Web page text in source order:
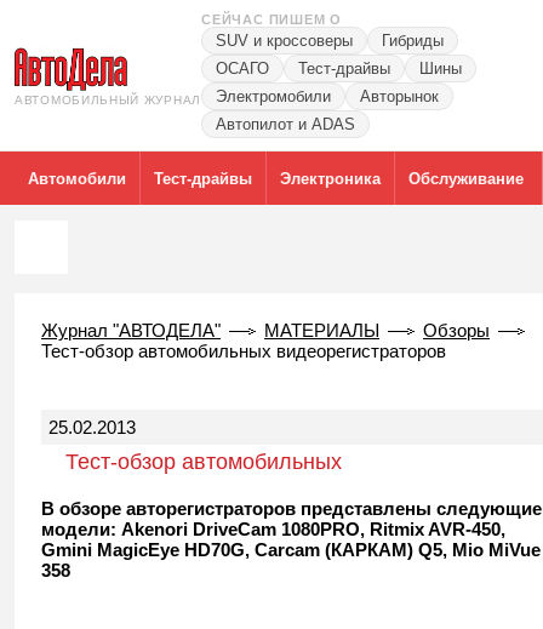
АВТОМОБИЛЬНЫЙ ЖУРНАЛ
СЕЙЧАС ПИШЕМ О
SUV и кроссоверы
Гибриды
ОСАГО
Тест-драйвы
Шины
Электромобили
Авторынок
Автопилот и ADAS
Автомобили Тест-драйвы Электроника Обслуживание
Журнал "АВТОДЕЛА" МАТЕРИАЛЫ
Обзоры
Тест-обзор автомобильных видеорегистраторов
25.02.2013
Тест-обзор автомобильных
видеорегистраторов
В обзоре авторегистраторов представлены следующие
модели: Akenori DriveCam 1080PRO, Ritmix AVR-450,
Gmini MagicEye HD70G, Carcam (КАРКАМ) Q5, Mio MiVue
358